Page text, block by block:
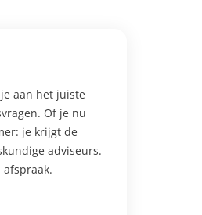
aan het juiste
Of je nu
je krijgt de
adviseurs.
afspraak.​